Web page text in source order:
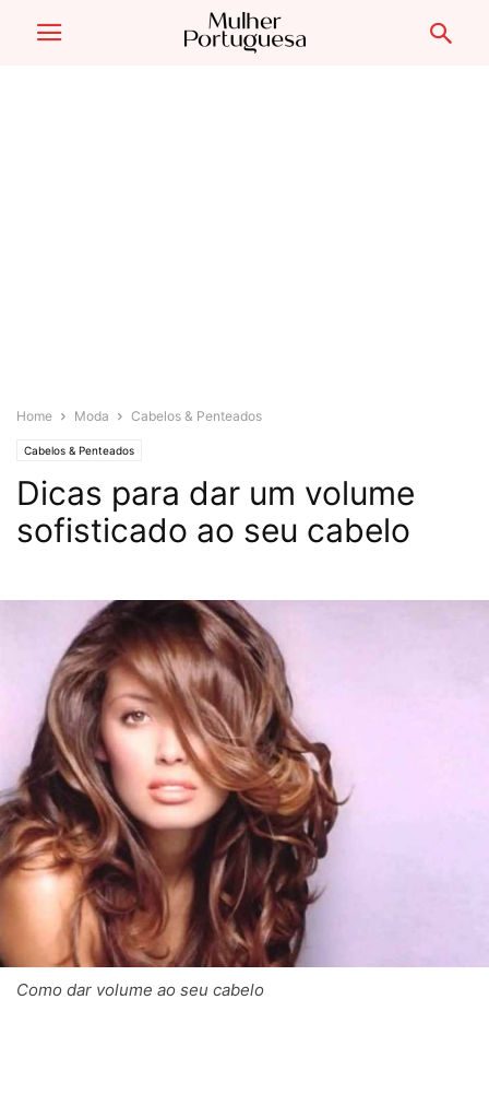
Home Moda Cabelos & Penteados
Cabelos & Penteados
Dicas para dar um volume
sofisticado ao seu cabelo
Como dar volume ao seu cabelo